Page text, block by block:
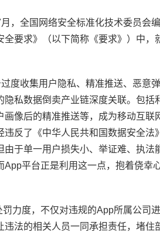
月，全国网络安全标准化技术委员
全要求》（以下简称《要求》）中
度收集用户隐私、精准推送、恶意
隐私数据倒卖产业链深度关联。包括
画像后的精准推送等，成为移动互
违反了《中华人民共和国数据安全
由于单一用户损失小、举证难、执
App平台正是利用这一点，抱着侥幸
罚力度，不仅对违规的App所属公司
违法的相关人员一同承担责任，堵